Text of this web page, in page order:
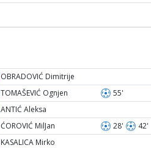
OBRADOVIĆ Dimitrije
TOMAŠEVIĆ Ognjen 55'
ANTIĆ Aleksa
ĆOROVIĆ MilJan 28' 42'
KASALICA Mirko